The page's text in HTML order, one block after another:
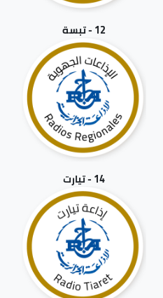
12 - تبسة
14 - تيارت